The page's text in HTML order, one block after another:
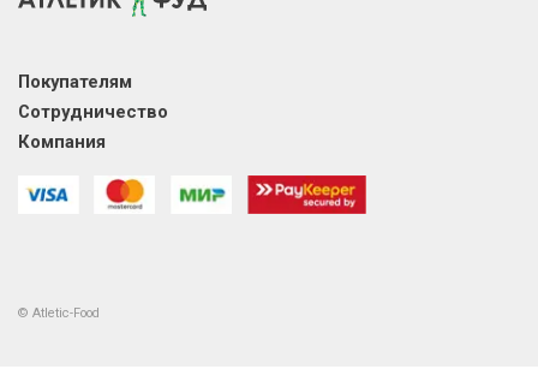
Покупателям
Сотрудничество
Компания
© Atletic-Food